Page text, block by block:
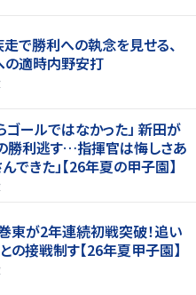
で勝利への執念を見せる、
適時内野安打
ゴールではなかった」 新田が
勝利逃す…指揮官は悔しさあ
できた」【26年夏の甲子園】
東が2年連続初戦突破！追い
の接戦制す【26年夏甲子園】